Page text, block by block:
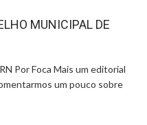
MUNICIPAL DE
Por Foca Mais um editorial
um pouco sobre